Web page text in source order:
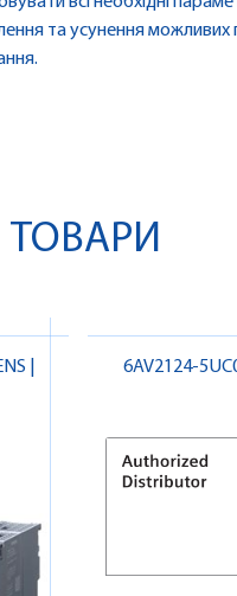
та усунення
ТОВАРИ
|
6AV2124-